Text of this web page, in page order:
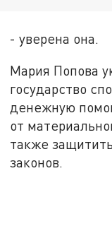
- уверена она.
Мария Попова
государство
денежную
от
также
законов.